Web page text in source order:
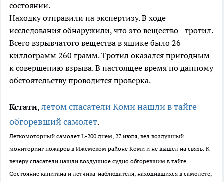
состоянии.
Находкуотправили на экспертизу. В ходе
исследования обнаружили, что это вещество - тротил.
Всего взрывчатого вещества в ящике было 26
киллограмм 260 грамм.Тротил оказался пригодным
к совершению взрыва. В настоящее время по данному
обстоятельству проводится проверка.
Кстати, летом спасатели Коми нашли в тайге
обгоревший самолет.
Легкомоторный самолет L-200 днем, 27 июля, вел воздушный
мониторинг пожаров в Ижемском районе Коми и не вышел на связь. К
вечеру спасатели нашли воздушное судно обгоревшим в тайге.
Состояние капитана и летчика-наблюдателя, находившихся в самолете,